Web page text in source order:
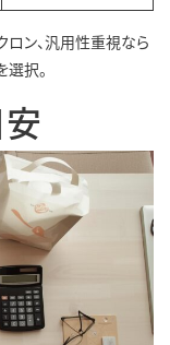
ロン、汎用性重視なら
択。